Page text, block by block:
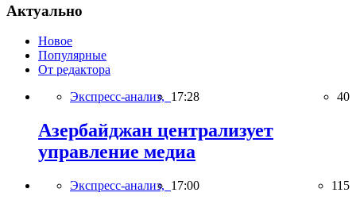
Актуально
Новое
Популярные
От редактора
Экспресс-анализ, 17:28 40
Азербайджан централизует
управление медиа
Экспресс-анализ, 17:00 115